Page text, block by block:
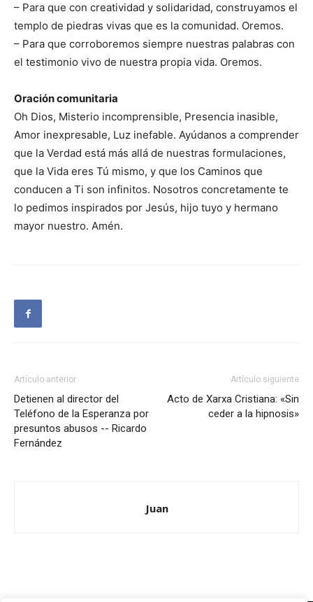
– Para que con creatividad y solidaridad, construyamos el
templo de piedras vivas que es la comunidad. Oremos.
– Para que corroboremos siempre nuestras palabras con
el testimonio vivo de nuestra propia vida. Oremos.
Oración comunitaria
Oh Dios, Misterio incomprensible, Presencia inasible,
Amor inexpresable, Luz inefable. Ayúdanos a comprender
que la Verdad está más allá de nuestras formulaciones,
que la Vida eres Tú mismo, y que los Caminos que
conducen a Ti son infinitos. Nosotros concretamente te
lo pedimos inspirados por Jesús, hijo tuyo y hermano
mayor nuestro. Amén.
Artículo anterior
Detienen al director del
Teléfono de la Esperanza por
presuntos abusos -- Ricardo
Fernández
Artículo siguiente
Acto de Xarxa Cristiana: «Sin
ceder a la hipnosis»
Juan